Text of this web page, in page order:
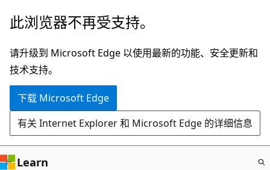
跳
主
要
内
此浏览器不再受支持。
请升级到 Microsoft Edge 以使用最新的功能、安全更新和
技术支持。
下载 Microsoft Edge
有关 Internet Explorer 和 Microsoft Edge 的详细信息
Learn